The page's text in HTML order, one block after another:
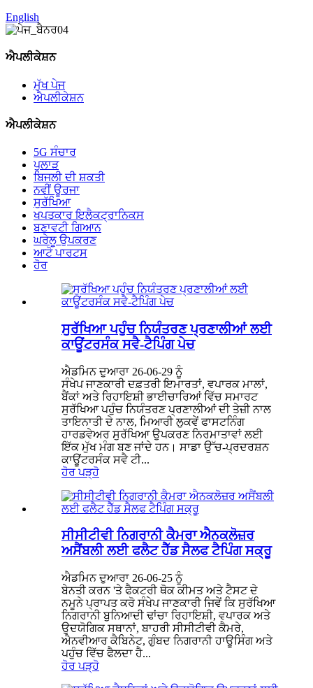
English
ਐਪਲੀਕੇਸ਼ਨ
ਮੁੱਖ ਪੇਜ
ਐਪਲੀਕੇਸ਼ਨ
ਐਪਲੀਕੇਸ਼ਨ
5G ਸੰਚਾਰ
ਪੁਲਾੜ
ਬਿਜਲੀ ਦੀ ਸ਼ਕਤੀ
ਨਵੀਂ ਊਰਜਾ
ਸੁਰੱਖਿਆ
ਖਪਤਕਾਰ ਇਲੈਕਟ੍ਰਾਨਿਕਸ
ਬਣਾਵਟੀ ਗਿਆਨ
ਘਰੇਲੂ ਉਪਕਰਣ
ਆਟੋ ਪਾਰਟਸ
ਹੋਰ
ਸੁਰੱਖਿਆ ਪਹੁੰਚ ਨਿਯੰਤਰਣ ਪ੍ਰਣਾਲੀਆਂ ਲਈ
ਕਾਊਂਟਰਸੰਕ ਸਵੈ-ਟੈਪਿੰਗ ਪੇਚ
ਐਡਮਿਨ ਦੁਆਰਾ 26-06-29 ਨੂੰ
ਸੰਖੇਪ ਜਾਣਕਾਰੀ ਦਫ਼ਤਰੀ ਇਮਾਰਤਾਂ, ਵਪਾਰਕ ਮਾਲਾਂ,
ਬੈਂਕਾਂ ਅਤੇ ਰਿਹਾਇਸ਼ੀ ਭਾਈਚਾਰਿਆਂ ਵਿੱਚ ਸਮਾਰਟ
ਸੁਰੱਖਿਆ ਪਹੁੰਚ ਨਿਯੰਤਰਣ ਪ੍ਰਣਾਲੀਆਂ ਦੀ ਤੇਜ਼ੀ ਨਾਲ
ਤਾਇਨਾਤੀ ਦੇ ਨਾਲ, ਮਿਆਰੀ ਲੁਕਵੇਂ ਫਾਸਟਨਿੰਗ
ਹਾਰਡਵੇਅਰ ਸੁਰੱਖਿਆ ਉਪਕਰਣ ਨਿਰਮਾਤਾਵਾਂ ਲਈ
ਇੱਕ ਮੁੱਖ ਮੰਗ ਬਣ ਜਾਂਦੇ ਹਨ। ਸਾਡਾ ਉੱਚ-ਪ੍ਰਦਰਸ਼ਨ
ਕਾਊਂਟਰਸੰਕ ਸਵੈ ਟੀ...
ਹੋਰ ਪੜ੍ਹੋ
ਸੀਸੀਟੀਵੀ ਨਿਗਰਾਨੀ ਕੈਮਰਾ ਐਨਕਲੋਜ਼ਰ
ਅਸੈਂਬਲੀ ਲਈ ਫਲੈਟ ਹੈੱਡ ਸੈਲਫ ਟੈਪਿੰਗ ਸਕ੍ਰੂ
ਐਡਮਿਨ ਦੁਆਰਾ 26-06-25 ਨੂੰ
ਬੇਨਤੀ ਕਰਨ 'ਤੇ ਫੈਕਟਰੀ ਥੋਕ ਕੀਮਤ ਅਤੇ ਟੈਸਟ ਦੇ
ਨਮੂਨੇ ਪ੍ਰਾਪਤ ਕਰੋ ਸੰਖੇਪ ਜਾਣਕਾਰੀ ਜਿਵੇਂ ਕਿ ਸੁਰੱਖਿਆ
ਨਿਗਰਾਨੀ ਬੁਨਿਆਦੀ ਢਾਂਚਾ ਰਿਹਾਇਸ਼ੀ, ਵਪਾਰਕ ਅਤੇ
ਉਦਯੋਗਿਕ ਸਥਾਨਾਂ, ਬਾਹਰੀ ਸੀਸੀਟੀਵੀ ਕੈਮਰੇ,
ਐਨਵੀਆਰ ਕੈਬਿਨੇਟ, ਗੁੰਬਦ ਨਿਗਰਾਨੀ ਹਾਊਸਿੰਗ ਅਤੇ
ਪਹੁੰਚ ਵਿੱਚ ਫੈਲਦਾ ਹੈ...
ਹੋਰ ਪੜ੍ਹੋ